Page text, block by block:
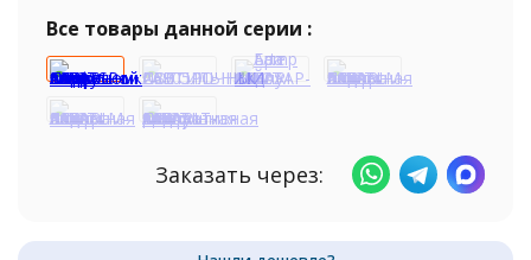
Все товары данной серии :
Заказать через: